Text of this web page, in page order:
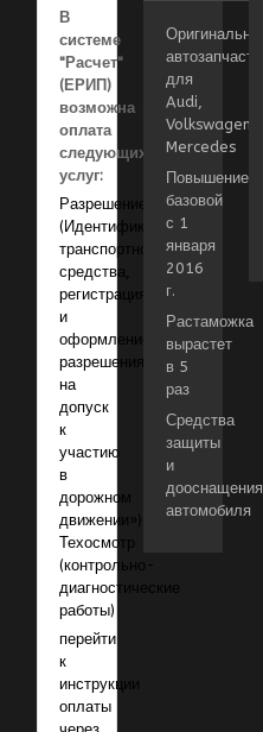
В
системе
"Расчет"
(ЕРИП)
возможна
оплата
следующих
услуг:
Разрешение
(Идентификация
транспортного
средства,
регистрация
и
оформление
разрешения
на
допуск
к
участию
в
дорожном
движении»)
Техосмотр
(контрольно-
диагностические
работы)
перейти
к
инструкции
оплаты
Оригинальные
автозапчасти
для
Audi,
Volkswagen,
Mercedes
Повышение
базовой
с 1
января
2016
г.
Растаможка
вырастет
в 5
раз
Средства
защиты
и
дооснащения
автомобиля